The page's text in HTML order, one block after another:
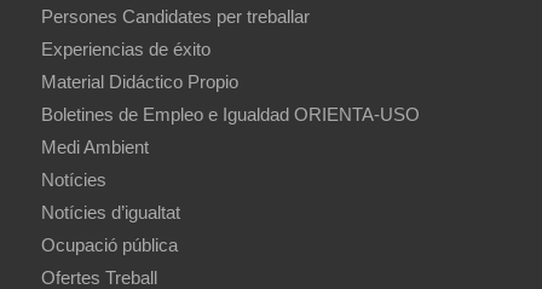
Persones Candidates per treballar
Experiencias de éxito
Material Didáctico Propio
Boletines de Empleo e Igualdad ORIENTA-USO
Medi Ambient
Notícies
Notícies d’igualtat
Ocupació pública
Ofertes Treball